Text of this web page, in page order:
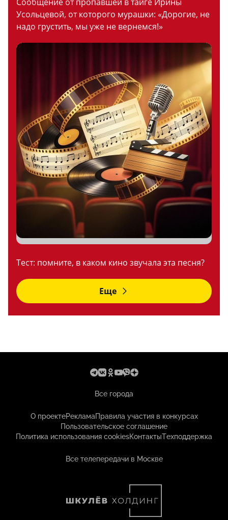
Усольцевой, от которого мурашки: «Дорогие, не
надо грустить, мы уже не вернемся!»
Тест: помните, в каком кино звучала эта песня?
Еще
Все города
О проектеРекламаПравила участия в конкурсах
Пользовательское соглашение
Политика использования cookiesКонтактыТехподдержка
Все телепередачи в Москве